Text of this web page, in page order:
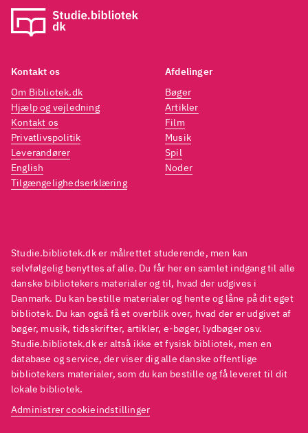
Studie.bibliotek.dk er målrettet studerende, men kan
selvfølgelig benyttes af alle. Du får her en samlet indgang til alle
danske bibliotekers materialer og til, hvad der udgives i
Danmark. Du kan bestille materialer og hente og låne på dit eget
bibliotek. Du kan også få et overblik over, hvad der er udgivet af
bøger, musik, tidsskrifter, artikler, e-bøger, lydbøger osv.
Studie.bibliotek.dk er altså ikke et fysisk bibliotek, men en
database og service, der viser dig alle danske offentlige
bibliotekers materialer, som du kan bestille og få leveret til dit
lokale bibliotek.
Administrer cookieindstillinger
Kontakt os
Om Bibliotek.dk
Hjælp og vejledning
Kontakt os
Privatlivspolitik
Leverandører
English
Tilgængelighedserklæring
Afdelinger
Bøger
Artikler
Film
Musik
Spil
Noder